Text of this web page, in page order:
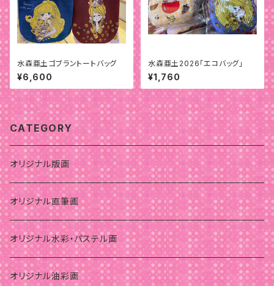
水森亜土ゴブラントートバッグ
¥6,600
水森亜土2026「エコバッグ」
¥1,760
CATEGORY
オリジナル版画
オリジナル直筆画
オリジナル水彩・パステル画
オリジナル油彩画